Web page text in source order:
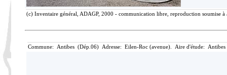
(c) Inventaire général, ADAGP, 2000 - communication libre, reproduction soumise à
Commune: Antibes (Dép.06) Adresse: Eilen-Roc (avenue). Aire d'étude: Antibes